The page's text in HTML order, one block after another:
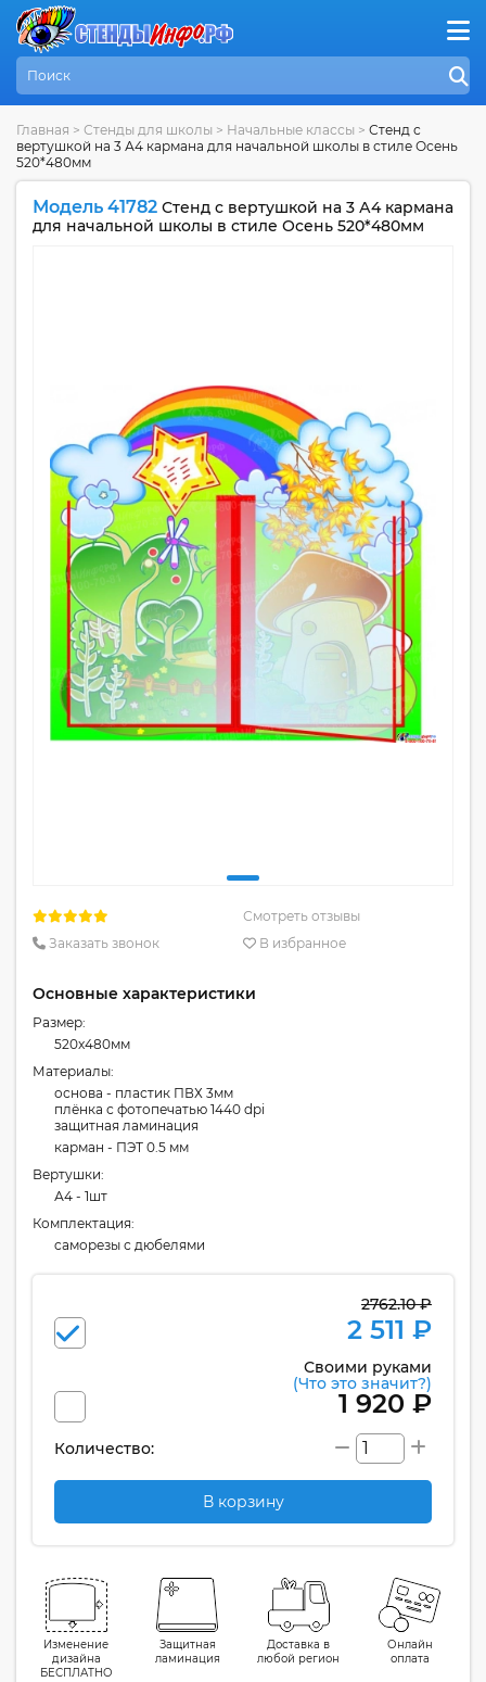
Главная > Стенды для школы > Начальные классы > Стенд с
вертушкой на 3 А4 кармана для начальной школы в стиле Осень
520*480мм
Модель 41782 Стенд с вертушкой на 3 А4 кармана
для начальной школы в стиле Осень 520*480мм
Смотреть отзывы
Заказать звонок
В избранное
Основные характеристики
Размер:
520x480мм
Материалы:
основа - пластик ПВХ 3мм
плёнка с фотопечатью 1440 dpi
защитная ламинация
карман - ПЭТ 0.5 мм
Вертушки:
А4 - 1шт
Комплектация:
cаморезы с дюбелями
2762.10 ₽
2 511 ₽
Своими руками
(Что это значит?)
1 920 ₽
Количество:
В корзину
Изменение
дизайна
БЕСПЛАТНО
Защитная
ламинация
Доставка в
любой регион
Онлайн
оплата